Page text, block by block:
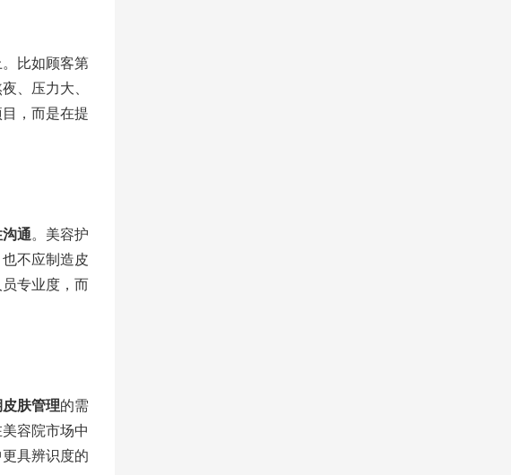
比如顾客第
、压力大、
，而是在提
通。美容护
不应制造皮
专业度，而
肤管理的需
容院市场中
具辨识度的